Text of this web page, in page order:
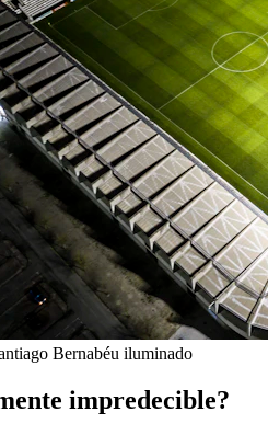
Bernabéu iluminado
impredecible?